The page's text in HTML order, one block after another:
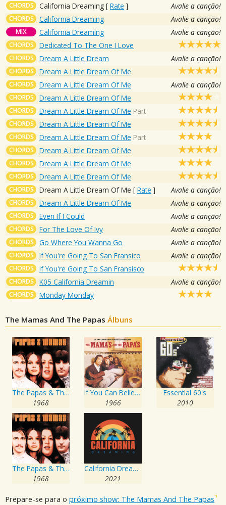
CHORDS California Dreaming [ Rate ] Avalie a canção!
CHORDS California Dreaming Avalie a canção!
MIX California Dreaming Avalie a canção!
CHORDS Dedicated To The One I Love
CHORDS Dream A Little Dream Avalie a canção!
CHORDS Dream A Little Dream Of Me
CHORDS Dream A Little Dream Of Me Avalie a canção!
CHORDS Dream A Little Dream Of Me
CHORDS Dream A Little Dream Of Me Part
CHORDS Dream A Little Dream Of Me
CHORDS Dream A Little Dream Of Me Part
CHORDS Dream A Little Dream Of Me
CHORDS Dream A Little Dream Of Me
CHORDS Dream A Little Dream Of Me
CHORDS Dream A Little Dream Of Me [ Rate ] Avalie a canção!
CHORDS Dream A Little Dream Of Me Avalie a canção!
CHORDS Even If I Could Avalie a canção!
CHORDS For The Love Of Ivy Avalie a canção!
CHORDS Go Where You Wanna Go Avalie a canção!
CHORDS If You're Going To San Fransico Avalie a canção!
CHORDS If You're Going To San Fransisco
CHORDS K05 California Dreamin Avalie a canção!
CHORDS Monday Monday
The Mamas And The Papas Álbuns
The Papas & The Mamas
1968
If You Can Believe Your Eyes & Ears
1966
Essential 60's
2010
The Papas & The Mamas
1968
California Dreaming
2021
Prepare-se para opróximo show: The Mamas And The Papas